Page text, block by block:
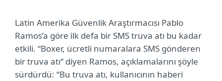
Latin Amerika Güvenlik Araştırmacısı Pablo
Ramos’a göre ilk defa bir SMS truva atı bu kadar
etkili. “Boxer, ücretli numaralara SMS gönderen
bir truva atı“ diyen Ramos, açıklamalarını şöyle
sürdürdü: “Bu truva atı, kullanıcının haberi